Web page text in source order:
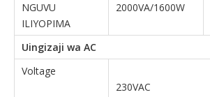
NGUVU
ILIYOPIMA
2000VA/1600W
Uingizaji wa AC
Voltage
230VAC